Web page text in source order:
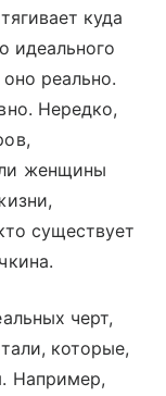
куда
идеального
реально.
Нередко,
женщины
существует
черт,
которые,
Например,